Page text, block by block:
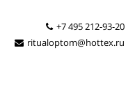
+7 495 212-93-20
ritualoptom@hottex.ru